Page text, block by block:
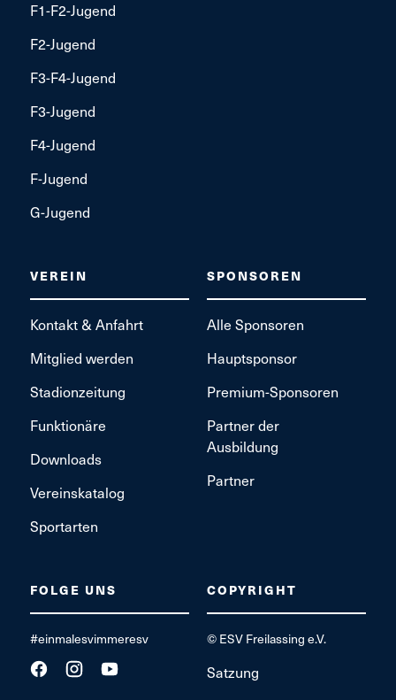
F1-F2-Jugend
F2-Jugend
F3-F4-Jugend
F3-Jugend
F4-Jugend
F-Jugend
G-Jugend
VEREIN
Kontakt & Anfahrt
Mitglied werden
Stadionzeitung
Funktionäre
Downloads
Vereinskatalog
Sportarten
SPONSOREN
Alle Sponsoren
Hauptsponsor
Premium-Sponsoren
Partner der
Ausbildung
Partner
FOLGE UNS
#einmalesvimmeresv
COPYRIGHT
© ESV Freilassing e.V.
Satzung